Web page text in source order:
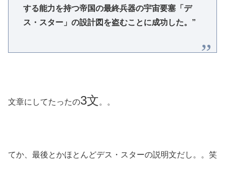
する能力を持つ帝国の最終兵器の宇宙要塞「デ
ス・スター」の設計図を盗むことに成功した。”
文章にしてたったの3文。。
てか、最後とかほとんどデス・スターの説明文だし。。笑